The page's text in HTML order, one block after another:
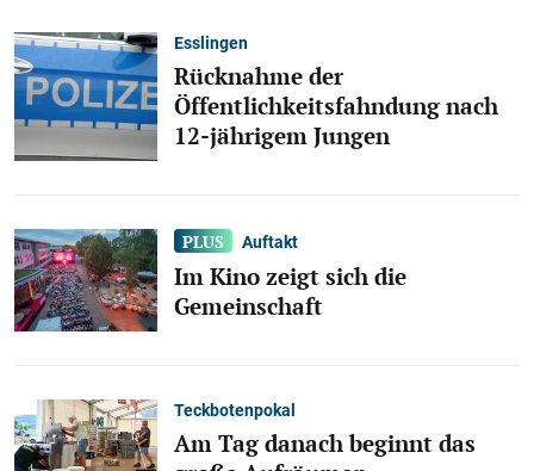
Esslingen
Rücknahme der
Öffentlichkeitsfahndung nach
12-jährigem Jungen
Auftakt
Im Kino zeigt sich die
Gemeinschaft
Teckbotenpokal
Am Tag danach beginnt das